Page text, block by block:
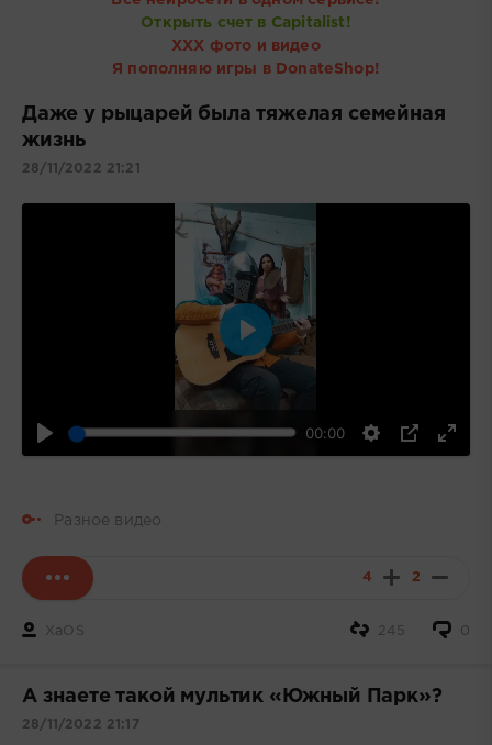
Открыть счет в Capitalist!
ХХХ фото и видео
Я пополняю игры в DonateShop!
Даже у рыцарей была тяжелая семейная
жизнь
28/11/2022 21:21
00:00
Воспроизвести
Разное видео
4 2
XaOS 0
245
А знаете такой мультик «Южный Парк»?
28/11/2022 21:17